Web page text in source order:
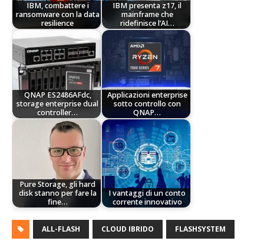
IBM, combattere i
ransomware con la data
resilience
IBM presenta z17, il
mainframe che
ridefinisce l’AI…
QNAP ES2486AFdc,
storage enterprise dual
controller…
Applicazioni enterprise
sotto controllo con
QNAP…
Pure Storage, gli hard
disk stanno per fare la
fine…
I vantaggi di un conto
corrente innovativo
ALL-FLASH CLOUD IBRIDO FLASHSYSTEM